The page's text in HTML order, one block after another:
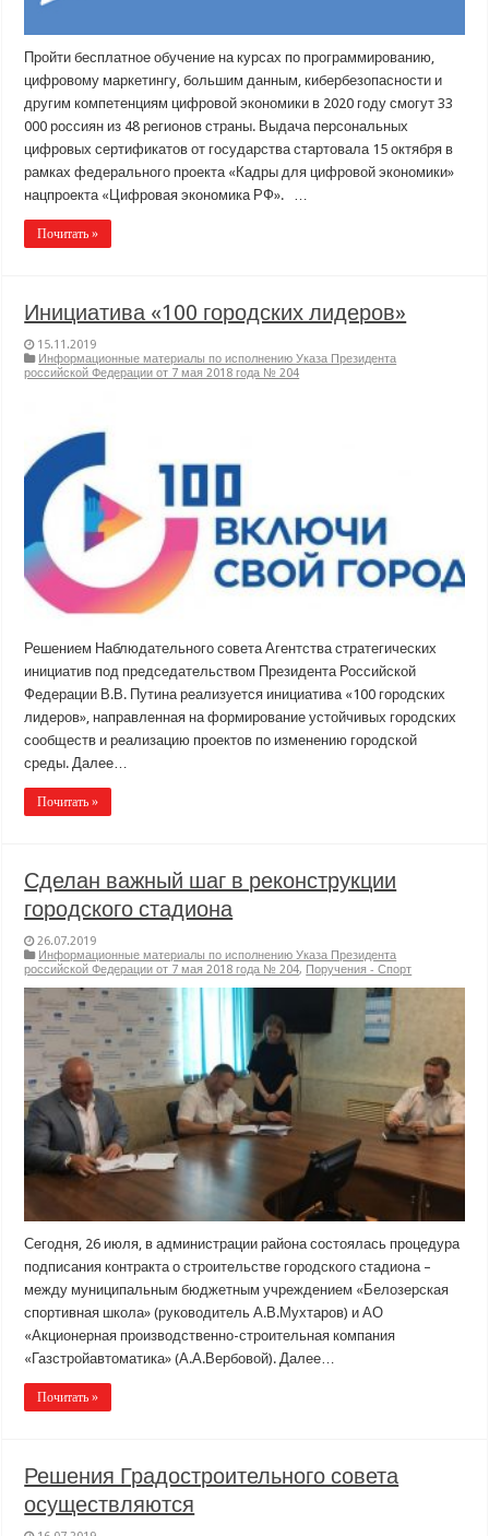
Пройти бесплатное обучение на курсах по программированию,
цифровому маркетингу, большим данным, кибербезопасности и
другим компетенциям цифровой экономики в 2020 году смогут 33
000 россиян из 48 регионов страны. Выдача персональных
цифровых сертификатов от государства стартовала 15 октября в
рамках федерального проекта «Кадры для цифровой экономики»
нацпроекта «Цифровая экономика РФ». …
Почитать »
Инициатива «100 городских лидеров»
15.11.2019
Информационные материалы по исполнению Указа Президента
российской Федерации от 7 мая 2018 года № 204
Решением Наблюдательного совета Агентства стратегических
инициатив под председательством Президента Российской
Федерации В.В. Путина реализуется инициатива «100 городских
лидеров», направленная на формирование устойчивых городских
сообществ и реализацию проектов по изменению городской
среды. Далее…
Почитать »
Сделан важный шаг в реконструкции
городского стадиона
26.07.2019
Информационные материалы по исполнению Указа Президента
российской Федерации от 7 мая 2018 года № 204, Поручения - Спорт
Сегодня, 26 июля, в администрации района состоялась процедура
подписания контракта о строительстве городского стадиона –
между муниципальным бюджетным учреждением «Белозерская
спортивная школа» (руководитель А.В.Мухтаров) и АО
«Акционерная производственно-строительная компания
«Газстройавтоматика» (А.А.Вербовой). Далее…
Почитать »
Решения Градостроительного совета
осуществляются